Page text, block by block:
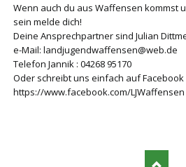
Wenn auch du aus Waffensen kommst
sein melde dich!
Deine Ansprechpartner sind Julian
e-Mail: landjugendwaffensen@web.de
Telefon Jannik : 04268 95170
Oder schreibt uns einfach auf Facebook
https://www.facebook.com/LJWaffensen